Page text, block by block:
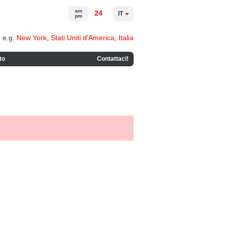
e.g. New York Stati Uniti d'America Italia
Contattaci!
am
pm
24 IT